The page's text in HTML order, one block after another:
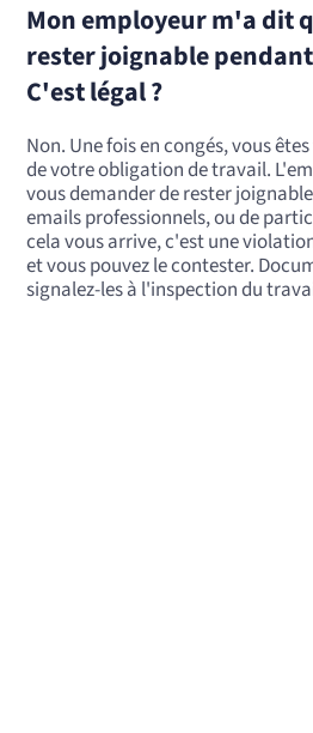
Mon employeur m'a dit
rester joignable
C'est légal ?
Non. Une fois en congés, vous
de votre obligation de travail.
vous demander de rester
emails professionnels, ou de
cela vous arrive, c'est une
et vous pouvez le contester.
signalez-les à l'inspection du